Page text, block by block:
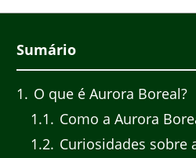
Sumário
1
O que é Aurora Boreal?
1.1
Como a Aurora
1.2 Curiosidades sobre